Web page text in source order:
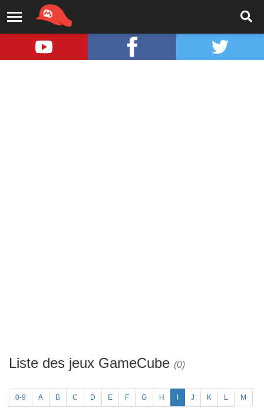
Liste des jeux GameCube (0)
0-9 A B C D E F G H J K L M